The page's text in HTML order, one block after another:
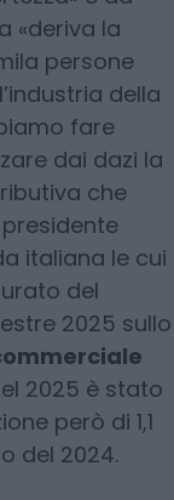
«deriva la
persone
della
fare
dai dazi la
che
presidente
italiana le cui
del
2025 sullo
2025 è stato
però di 1,1
del 2024.